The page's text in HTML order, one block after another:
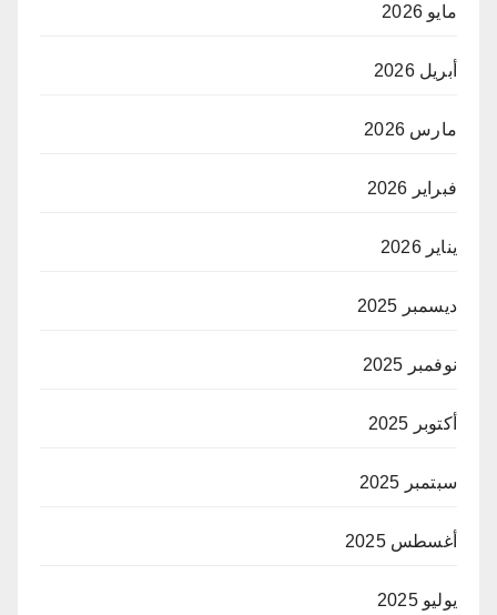
مايو 2026
أبريل 2026
مارس 2026
فبراير 2026
يناير 2026
ديسمبر 2025
نوفمبر 2025
أكتوبر 2025
سبتمبر 2025
أغسطس 2025
يوليو 2025